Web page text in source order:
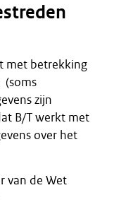
met betrekking
(soms
zijn
B/T werkt met
over het
van de Wet